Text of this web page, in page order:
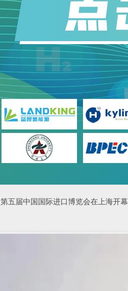
第五届中国国际进口博览会在上海开幕